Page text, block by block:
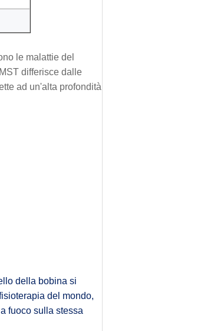
le malattie del
differisce dalle
ad un'alta profondità
della bobina si
del mondo,
fuoco sulla stessa